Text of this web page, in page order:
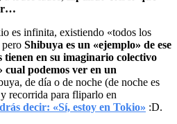
es infinita, existiendo «todos los
Shibuya es un «ejemplo» de ese
tienen en su imaginario colectivo
cual podemos ver en un
de día o de noche (de noche es
recorrida para fliparlo en
decir: «Sí, estoy en Tokio» :D.